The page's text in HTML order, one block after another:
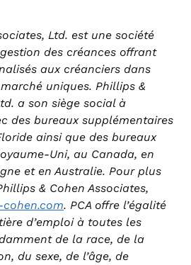
Ltd. est une société
des créances offrant
aux créanciers dans
uniques. Phillips &
a son siège social à
des bureaux supplémentaires
ainsi que des bureaux
Uni, au Canada, en
et en Australie. Pour plus
& Cohen Associates,
. PCA offre l’égalité
d’emploi à toutes les
de la race, de la
du sexe, de l’âge, de